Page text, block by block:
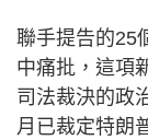
聯手提告的25
中痛批，這項
司法裁決的政
月已裁定特朗